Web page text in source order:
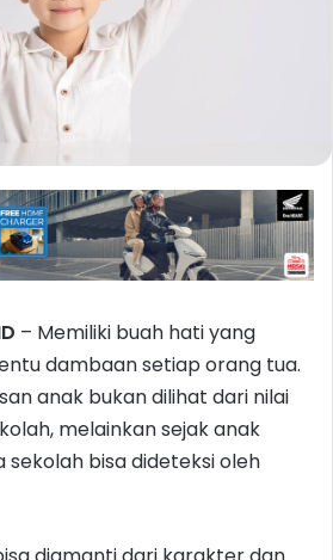
– Memiliki buah hati yang
dambaan setiap orang tua.
anak bukan dilihat dari nilai
melainkan sejak anak
sekolah bisa dideteksi oleh